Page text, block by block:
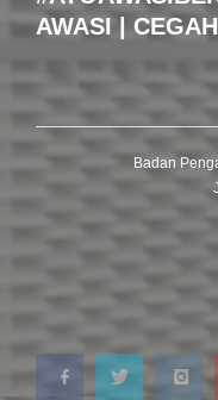
AWASI |
Badan